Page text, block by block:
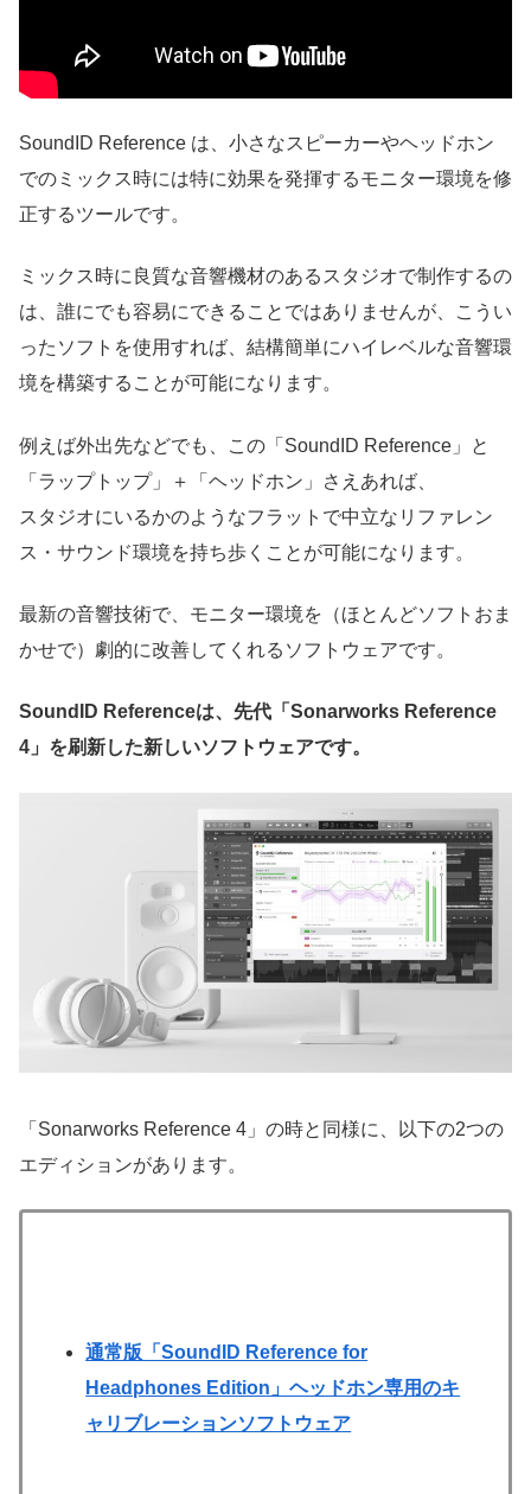
SoundID Reference は、小さなスピーカーやヘッドホン
でのミックス時には特に効果を発揮するモニター環境を修
正するツールです。
ミックス時に良質な音響機材のあるスタジオで制作するの
は、誰にでも容易にできることではありませんが、こうい
ったソフトを使用すれば、結構簡単にハイレベルな音響環
境を構築することが可能になります。
例えば外出先などでも、この「SoundID Reference」と
「ラップトップ」＋「ヘッドホン」さえあれば、
スタジオにいるかのようなフラットで中立なリファレン
ス・サウンド環境を持ち歩くことが可能になります。
最新の音響技術で、モニター環境を（ほとんどソフトおま
かせで）劇的に改善してくれるソフトウェアです。
SoundID Referenceは、先代「Sonarworks Reference
4」を刷新した新しいソフトウェアです。
「Sonarworks Reference 4」の時と同様に、以下の2つの
エディションがあります。
通常版「SoundID Reference for
Headphones Edition」ヘッドホン専用のキ
ャリブレーションソフトウェア